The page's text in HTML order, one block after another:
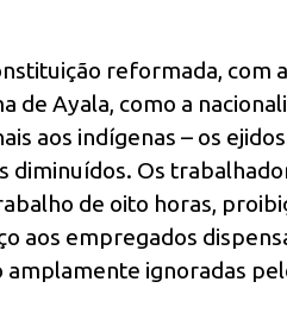
reformada, com
Ayala, como a
aos indígenas – os
diminuídos. Os
de oito horas,
aos empregados
amplamente ignoradas